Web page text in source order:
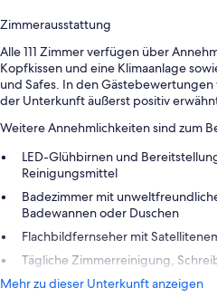
Zimmerausstattung
Alle 111 Zimmer verfügen über
Kopfkissen und eine Klimaanlage
und Safes. In den
der Unterkunft äußerst positiv
Weitere Annehmlichkeiten sind zum
LED-Glühbirnen und
Reinigungsmittel
Badezimmer mit
Badewannen oder Duschen
Flachbildfernseher mit
Tägliche Zimmerreinigung,
Mehr zu dieser Unterkunft anzeigen